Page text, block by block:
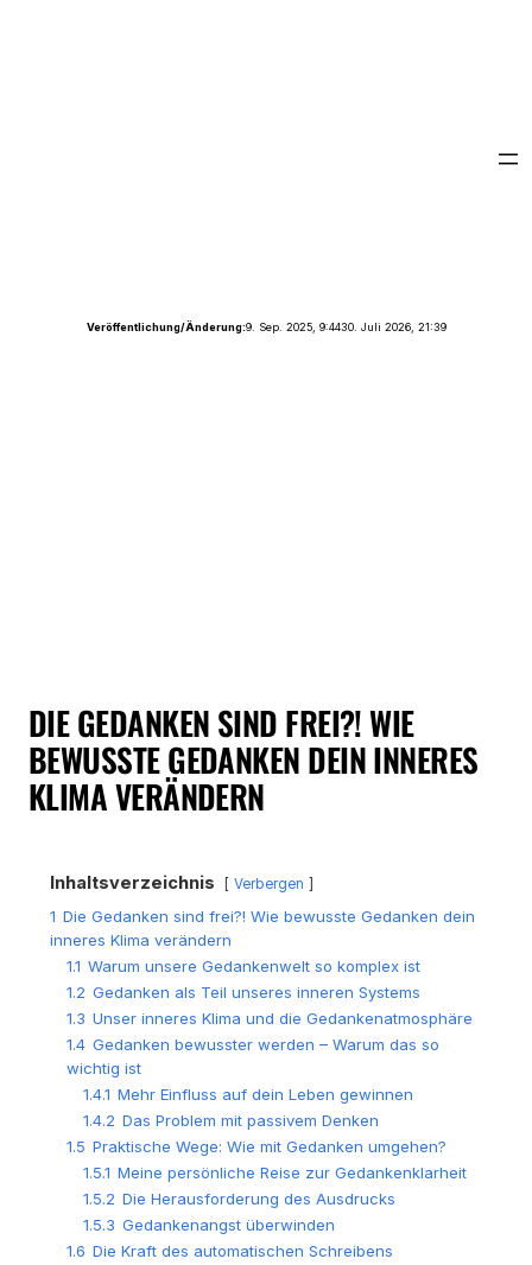
Veröffentlichung/Änderung:9. Sep. 2025, 9:4430. Juli 2026, 21:39
DIE GEDANKEN SIND FREI?! WIE
BEWUSSTE GEDANKEN DEIN INNERES
KLIMA VERÄNDERN
Inhaltsverzeichnis Verbergen
1 Die Gedanken sind frei?! Wie bewusste Gedanken dein
inneres Klima verändern
1.1 Warum unsere Gedankenwelt so komplex ist
1.2 Gedanken als Teil unseres inneren Systems
1.3 Unser inneres Klima und die Gedankenatmosphäre
1.4 Gedanken bewusster werden – Warum das so
wichtig ist
1.4.1 Mehr Einfluss auf dein Leben gewinnen
1.4.2 Das Problem mit passivem Denken
1.5 Praktische Wege: Wie mit Gedanken umgehen?
1.5.1 Meine persönliche Reise zur Gedankenklarheit
1.5.2 Die Herausforderung des Ausdrucks
1.5.3 Gedankenangst überwinden
1.6 Die Kraft des automatischen Schreibens